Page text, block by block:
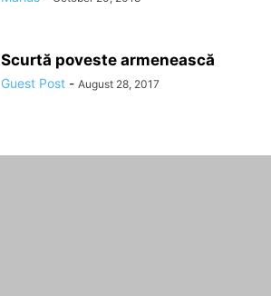
Scurtă poveste armenească
Guest Post - August 28, 2017